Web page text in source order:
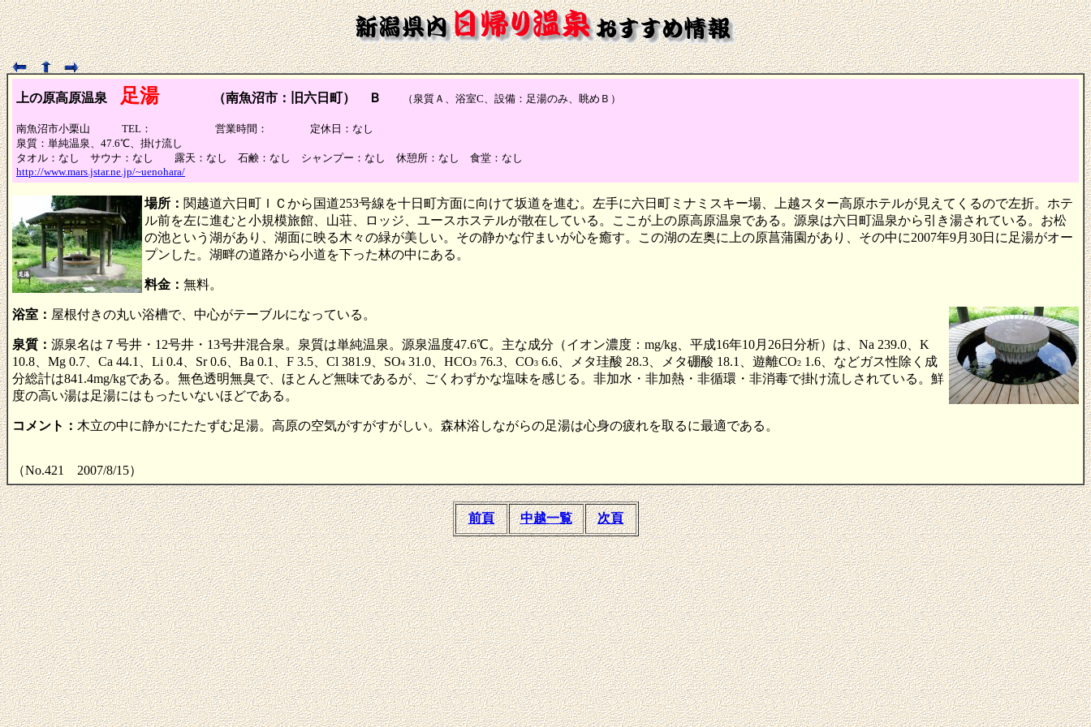
上の原高原温泉 足湯 （南魚沼市：旧六日町） Ｂ （泉質Ａ、浴室C、設備：足湯のみ、眺めＢ）
南魚沼市小栗山 TEL： 営業時間： 定休日：なし
泉質：単純温泉、47.6℃、掛け流し
タオル：なし サウナ：なし 露天：なし 石鹸：なし シャンプー：なし 休憩所：なし 食堂：なし
http://www.mars.jstar.ne.jp/~uenohara/
場所： 関越道六日町ＩＣから国道253号線を十日町方面に向けて坂道を進む。左手に六日町ミナミスキー場、上越スター高原ホテルが見えてくるので左折。ホテ
ル前を左に進むと小規模旅館、山荘、ロッジ、ユースホステルが散在している。ここが上の原高原温泉である。源泉は六日町温泉から引き湯されている。お松
の池という湖があり、湖面に映る木々の緑が美しい。その静かな佇まいが心を癒す。この湖の左奥に上の原菖蒲園があり、その中に2007年9月30日に足湯がオー
プンした。湖畔の道路から小道を下った林の中にある。
料金： 無料。
浴室： 屋根付きの丸い浴槽で、中心がテーブルになっている。
泉質： 源泉名は７号井・12号井・13号井混合泉。泉質は単純温泉。源泉温度47.6℃。主な成分（イオン濃度：mg/kg、平成16年10月26日分析）は、Na 239.0、K
10.8、Mg 0.7、Ca 44.1、Li 0.4、Sr 0.6、Ba 0.1、F 3.5、Cl 381.9、SO4 31.0、HCO3 76.3、CO3 6.6、メタ珪酸 28.3、メタ硼酸 18.1、遊離CO2 1.6、などガス性除く成
分総計は841.4mg/kgである。無色透明無臭で、ほとんど無味であるが、ごくわずかな塩味を感じる。非加水・非加熱・非循環・非消毒で掛け流しされている。鮮
度の高い湯は足湯にはもったいないほどである。
コメント： 木立の中に静かにたたずむ足湯。高原の空気がすがすがしい。森林浴しながらの足湯は心身の疲れを取るに最適である。
（No.421 2007/8/15）
前頁 中越一覧 次頁